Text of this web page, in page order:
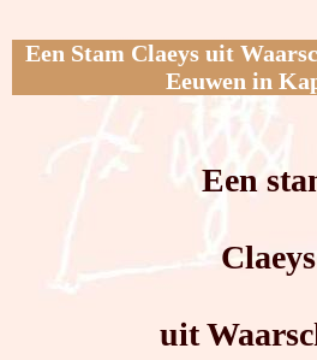
Een Stam Claeys uit
Eeuwen in
Een
Claeys
uit